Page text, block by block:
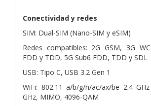
Conectividad y redes
SIM: Dual-SIM (Nano-SIM y eSIM)
Redes compatibles: 2G GSM, 3G
FDD y TDD, 5G Sub6 FDD, TDD y SDL
USB: Tipo C, USB 3.2 Gen 1
WiFi: 802.11 a/b/g/n/ac/ax/be 2.4
GHz, MIMO, 4096-QAM